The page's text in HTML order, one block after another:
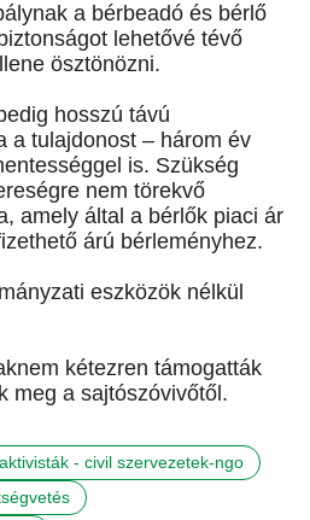
a bérbeadó és bérlő
lehetővé tévő
ösztönözni.
hosszú távú
a tulajdonost – három év
is. Szükség
nem törekvő
amely által a bérlők piaci ár
árú bérleményhez.
eszközök nélkül
kétezren támogatták
meg a sajtószóvivőtől.
- civil szervezetek-ngo